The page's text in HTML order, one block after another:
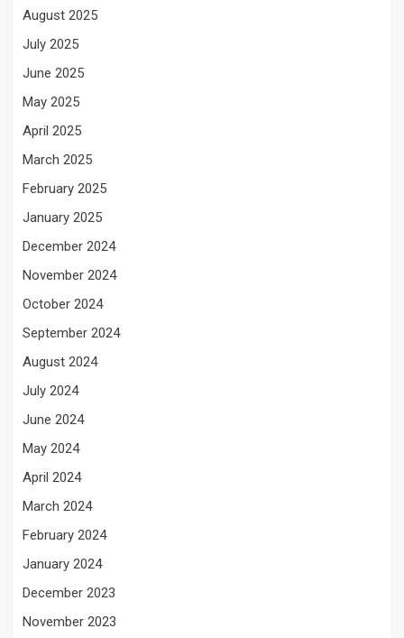
August 2025
July 2025
June 2025
May 2025
April 2025
March 2025
February 2025
January 2025
December 2024
November 2024
October 2024
September 2024
August 2024
July 2024
June 2024
May 2024
April 2024
March 2024
February 2024
January 2024
December 2023
November 2023